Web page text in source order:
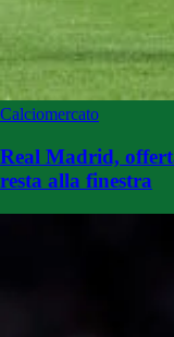
Calciomercato
Real Madrid,
resta alla finestra